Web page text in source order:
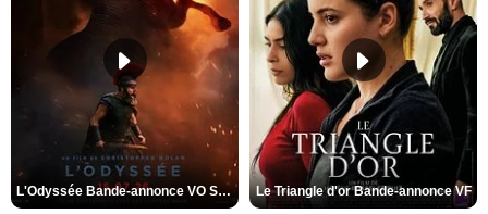
L'Odyssée Bande-annonce VO STFR Le Triangle d'or Bande-annonce VF